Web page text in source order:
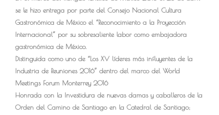
se le hizo entrega por parte del Consejo Nacional Cultura
Gastronómica de México el “Reconocimiento a la Proyección
Internacional” por su sobresaliente labor como embajadora
gastronómica de México.
Distinguida como uno de “Los XV líderes más influyentes de la
Industria de Reuniones 2016” dentro del marco del World
Meetings Forum Monterrey 2016
Honrada con la Investidura de nuevas damas y caballeros de la
Orden del Camino de Santiago en la Catedral de Santiago;